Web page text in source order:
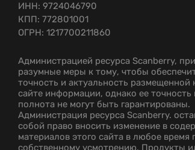
ИНН: 9724046790
КПП: 772801001
ОГРН: 1217700211860